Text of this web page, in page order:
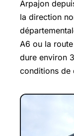
Arpajon
la direction
A6 ou la
dure environ
conditions de